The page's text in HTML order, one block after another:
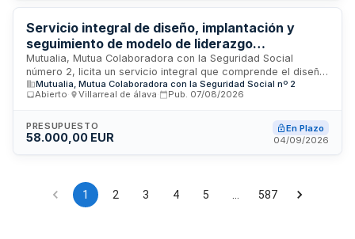
coordinación de seguridad durante la ejecución.
Servicio integral de diseño, implantación y
seguimiento de modelo de liderazgo
transformador con plataforma tecnológica en
Mutualia
Mutualia, Mutua Colaboradora con la Seguridad Social
número 2, licita un servicio integral que comprende el diseño
metodológico de un modelo de liderazgo transformador y
desarrollo de equipos, su implantación organizacional, la
mediciones y evaluaciones, seguimiento de resultados y
transferencia de conocimiento interno. El contrato requiere
Mutualia, Mutua Colaboradora con la Seguridad Social nº 2
Abierto
Villarreal de álava Pub. 07/08/2026
PRESUPUESTO
58.000,00 EUR
En Plazo
04/09/2026
1 2 3 4 5 587